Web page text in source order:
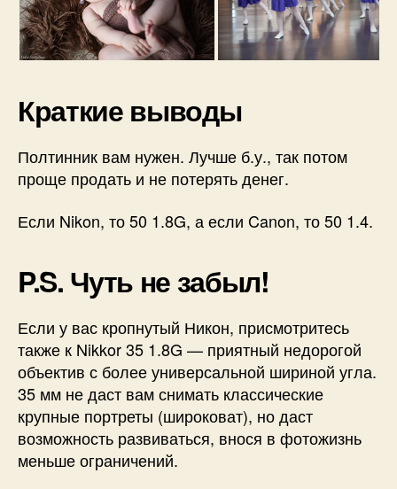
Краткие выводы
Полтинник вам нужен. Лучше б.у., так потом
проще продать и не потерять денег.
Если Nikon, то 50 1.8G, а если Canon, то 50 1.4.
P.S. Чуть не забыл!
Если у вас кропнутый Никон, присмотритесь
также к Nikkor 35 1.8G — приятный недорогой
объектив с более универсальной шириной угла.
35 мм не даст вам снимать классические
крупные портреты (широковат), но даст
возможность развиваться, внося в фотожизнь
меньше ограничений.